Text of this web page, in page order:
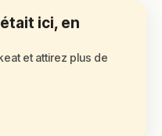
ici, en
et attirez plus de